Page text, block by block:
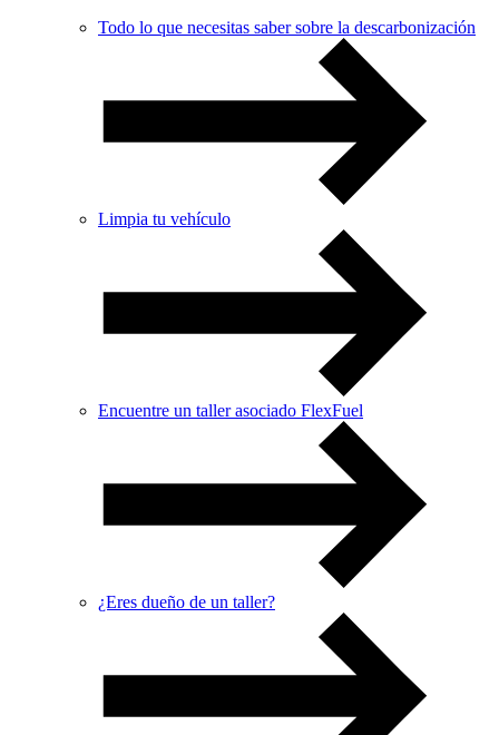
Todo lo que necesitas saber sobre la descarbonización
Limpia tu vehículo
Encuentre un taller asociado FlexFuel
¿Eres dueño de un taller?